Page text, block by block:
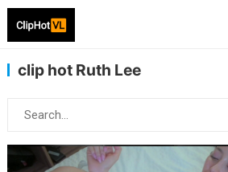
clip hot Ruth Lee